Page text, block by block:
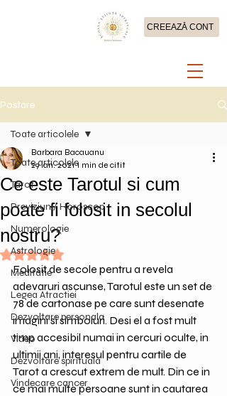
CREEAZĂ CONT
Postare
Toate articolele
Tarot
Previziuni/ Horoscop
Numerologie
Astrologie
Meditatie
Legea Atractiei
Dezvoltare personala
Video
Dezvoltare spirituala
Vindecare cancer
Toate articolele
Ce este Tarotul si cum
poate fi folosit in secolul
nostru?
Barbara Bacauanu
29 ian. 2021 1 min de citit
Evaluat(ă) cu NaN din 5 stele.
Folosit de secole pentru a revela
adevaruri ascunse, Tarotul este un set de
78 de cartonase pe care sunt desenate
imagini si simboluri. Desi el a fost mult
timp accesibil numai in cercuri oculte, in
ultimii ani, interesul pentru cartile de
Tarot a crescut extrem de mult. Din ce in
ce mai multe persoane sunt in cautarea